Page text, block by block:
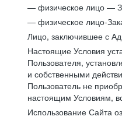
— физическое лицо —
— физическое лицо-
Лицо, заключившее с
Настоящие Условия
Пользователя,
и собственными
Пользователь не
настоящим Условиям,
Использование Сайта